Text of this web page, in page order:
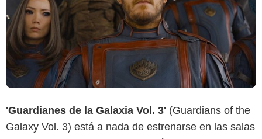
'Guardianes de la Galaxia Vol. 3' (Guardians of the
Galaxy Vol. 3) está a nada de estrenarse en las salas